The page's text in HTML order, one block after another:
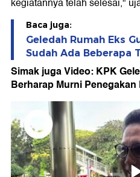
kegiatannya telah selesai,"
Baca juga:
Geledah Rumah Eks
Sudah Ada Beberapa
Simak juga Video: KPK
Berharap Murni